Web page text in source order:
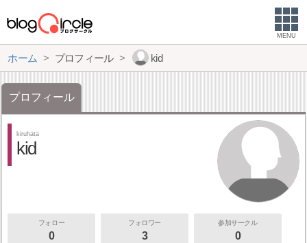
MENU
ホーム プロフィール kid
プロフィール
kiruhata
kid
フォロー
0
フォロワー
3
参加サークル
0